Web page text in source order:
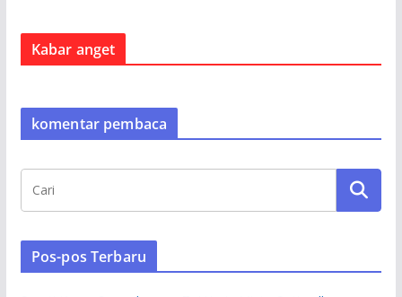
Kabar anget
komentar pembaca
Pos-pos Terbaru